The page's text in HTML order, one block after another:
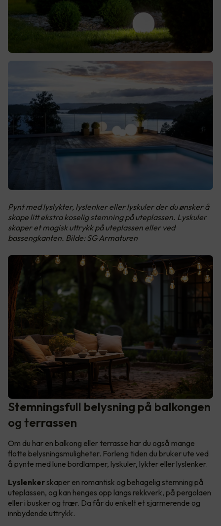
Pynt med lyslykter, lyslenker eller lyskuler der du ønsker å
skape litt ekstra koselig stemning på uteplassen. Lyskuler
skaper et magisk uttrykk på uteplassen eller ved
bassengkanten. Bilde: SG Armaturen
Stemningsfull belysning på balkongen
og terrassen
Om du har en balkong eller terrasse har du også mange
flotte belysningsmuligheter. Forleng tiden du bruker ute ved
å pynte med lune bordlamper, lyskuler, lykter eller lyslenker.
Lyslenkerskaper en romantisk og behagelig stemning på
uteplassen, og kan henges opp langs rekkverk, på pergolaen
eller i busker og trær. Da får du enkelt et sjarmerende og
innbydende uttrykk.